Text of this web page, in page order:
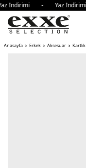
İndirimi - Yaz
Anasayfa Erkek Aksesuar Kartlık